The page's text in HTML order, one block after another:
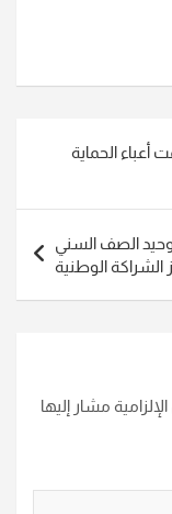
أعباء الحماية
الصف السني
الشراكة الوطنية
مشار إليها